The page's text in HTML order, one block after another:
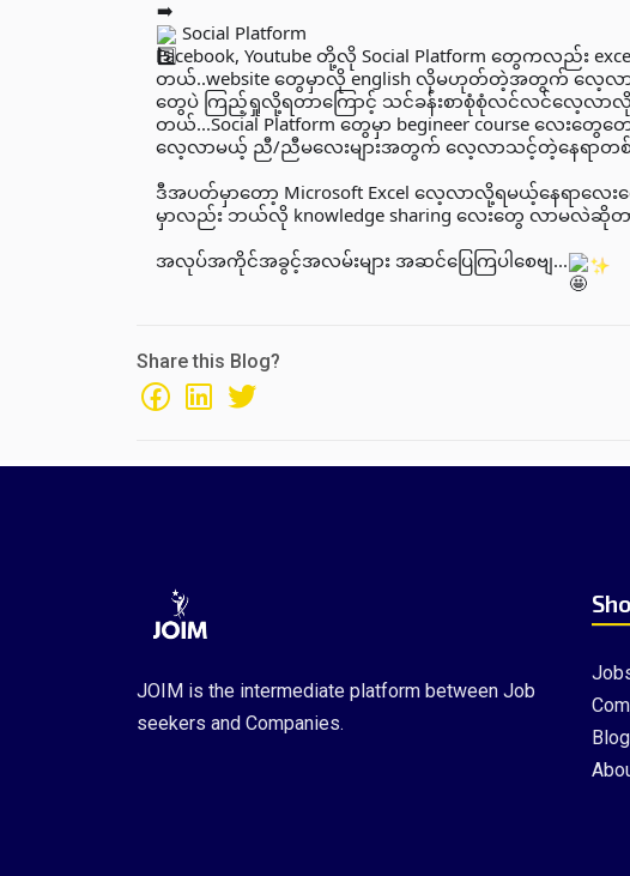
Social Platform
Facebook, Youtube တို့လို Social Platform တွေကလည်း
တယ်..website တွေမှာလို english လိုမဟုတ်တဲ့အတွက် လေ့လာရ
တွေပဲ ကြည့်ရှုလို့ရတာကြောင့် သင်ခန်းစာစုံစုံလင်လင်လေ့လ
တယ်...Social Platform တွေမှာ begineer course လေ
လေ့လာမယ့် ညီ/ညီမလေးများအတွက် လေ့လာသင့်တဲ့နေရာတစ်
ဒီအပတ်မှာတော့ Microsoft Excel လေ့လာလို့ရမယ့်နေရာလ
မှာလည်း ဘယ်လို knowledge sharing လေးတွေ လာမလဲဆိုတာစ
အလုပ်အကိုင်အခွင့်အလမ်းများ အဆင်ပြေကြပါစေဗျ...
Share this Blog?
JOIM is the intermediate platform between Job
seekers and Companies.
Blog